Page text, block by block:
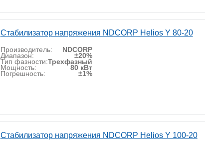
Стабилизатор напряжения NDCORP Helios Y 80-20
Производитель: NDCORP
Диапазон: ±20%
Тип фазности:Трехфазный
Мощность: 80 кВт
Погрешность: ±1%
Стабилизатор напряжения NDCORP Helios Y 100-20